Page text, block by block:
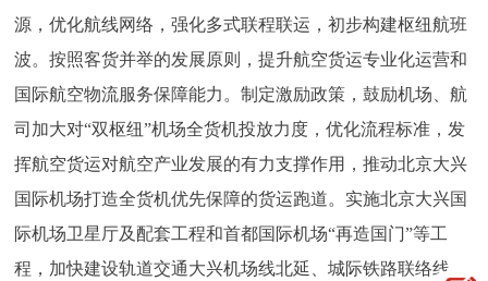
源，优化航线网络，强化多式联程联运，初步构建枢纽航班
波。按照客货并举的发展原则，提升航空货运专业化运营和
国际航空物流服务保障能力。制定激励政策，鼓励机场、航
司加大对“双枢纽”机场全货机投放力度，优化流程标准，发
挥航空货运对航空产业发展的有力支撑作用，推动北京大兴
国际机场打造全货机优先保障的货运跑道。实施北京大兴国
际机场卫星厅及配套工程和首都国际机场“再造国门”等工
程，加快建设轨道交通大兴机场线北延、城际铁路联络线，